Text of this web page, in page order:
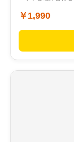
￥1,990